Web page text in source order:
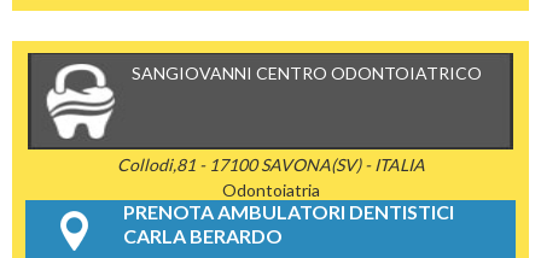
SANGIOVANNI CENTRO ODONTOIATRICO
Collodi,81 - 17100 SAVONA(SV) - ITALIA
Odontoiatria
PRENOTA AMBULATORI DENTISTICI
CARLA BERARDO